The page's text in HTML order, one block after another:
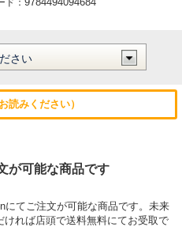
みください）
が可能な商品です
にてご注文が可能な商品です。未来
れば店頭で送料無料にてお受取で